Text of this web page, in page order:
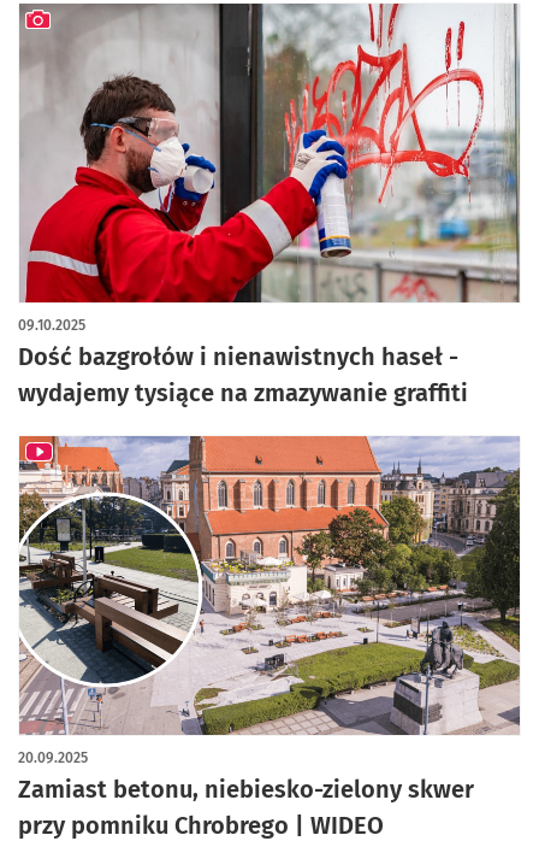
Dość bazgrołów i nienawistnych haseł -
wydajemy tysiące na zmazywanie graffiti
09.10.2025
artykuł z galerią zdjęć
Zamiast betonu, niebiesko-zielony skwer
przy pomniku Chrobrego | WIDEO
20.09.2025